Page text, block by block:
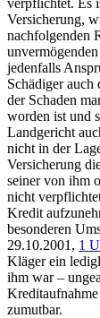
Versicherung,
nachfolgenden
jedenfalls
Schädiger auch
der Schaden
worden ist und
Landgericht
nicht in der
Versicherung
seiner von ihm
nicht
Kredit
besonderen
29.10.2001, 1
Kläger ein
ihm war –
zumutbar.